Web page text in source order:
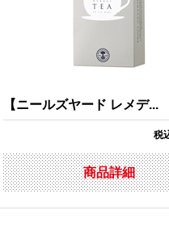
【ニールズヤード レメデ...
税
商品詳細